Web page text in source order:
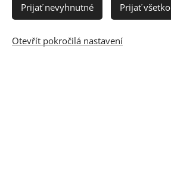
Prijať nevyhnutné Prijať všetko
Otevřít pokročilá nastavení